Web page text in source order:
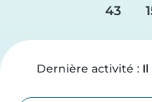
43
Dernière activité : Il